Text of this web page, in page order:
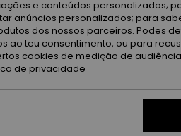
e conteúdos personalizados;
anúncios personalizados; para
dos nossos parceiros. Podes
ao teu consentimento, ou para
cookies de medição de
de privacidade